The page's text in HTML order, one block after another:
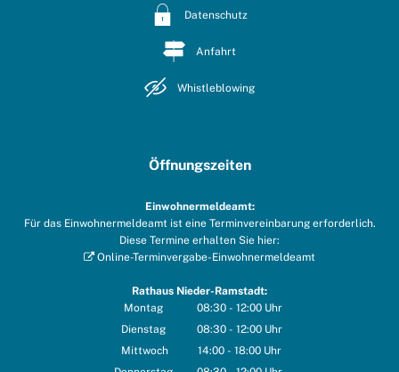
Datenschutz
Anfahrt
Whistleblowing
Öffnungszeiten
Einwohnermeldeamt:
Für das Einwohnermeldeamt ist eine Terminvereinbarung erforderlich.
Diese Termine erhalten Sie hier:
Online-Terminvergabe-Einwohnermeldeamt
Rathaus Nieder-Ramstadt:
Montag
08:30 - 12:00 Uhr
Von 08:30 bis 12:00 Uhr
Dienstag 08:30 - 12:00 Uhr
Von 08:30 bis 12:00 Uhr
Mittwoch 14:00 - 18:00 Uhr
Von 14:00 bis 18:00 Uhr